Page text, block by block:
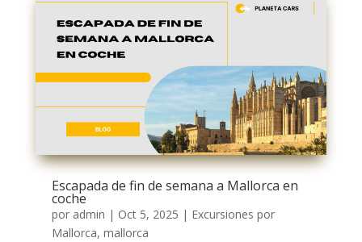
Escapada de fin de semana a Mallorca en
coche
por admin | Oct 5, 2025 | Excursiones por
Mallorca, mallorca